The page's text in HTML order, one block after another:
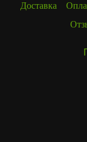
Доставка